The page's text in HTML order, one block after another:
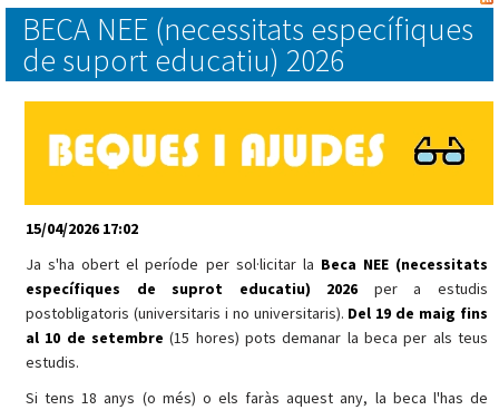
BECA NEE (necessitats específiques
de suport educatiu) 2026
15/04/2026 17:02
Ja s'ha obert el període per sol·licitar la Beca NEE (necessitats
específiques de suprot educatiu) 2026 per a estudis
postobligatoris (universitaris i no universitaris). Del 19 de maig fins
al 10 de setembre(15 hores) pots demanar la beca per als teus
estudis.
Si tens 18 anys (o més) o els faràs aquest any, la beca l'has de